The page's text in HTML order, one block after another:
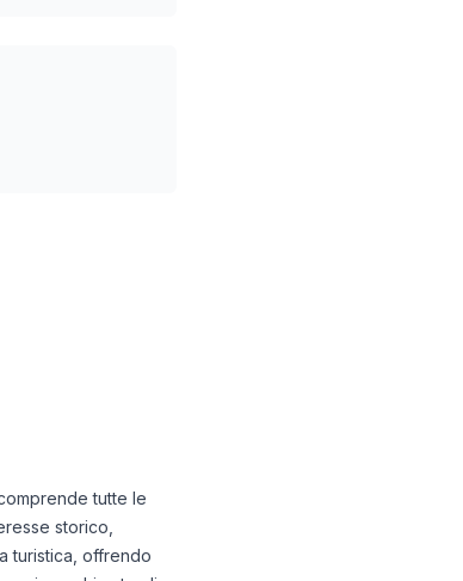
tutte le
storico,
turistica, offrendo